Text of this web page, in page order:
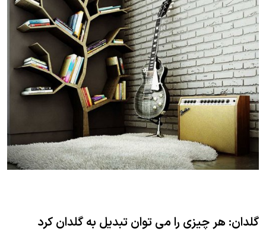
گلدان: هر چیزی را می توان تبدیل به گلدان کرد